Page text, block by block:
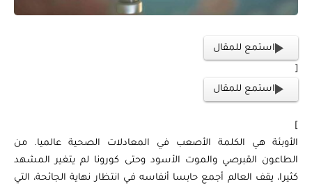
استمع للمقال
استمع للمقال
الأوبئة هي الكلمة الأصعب في المعادلات الصحية عالميا. من
الطاعون القبرصي والموت الأسود وحتى كورونا لم يتغير المشهد
كثيرا، يقف العالم أجمع حابسا أنفاسه في انتظار نهاية الجائحة، التي